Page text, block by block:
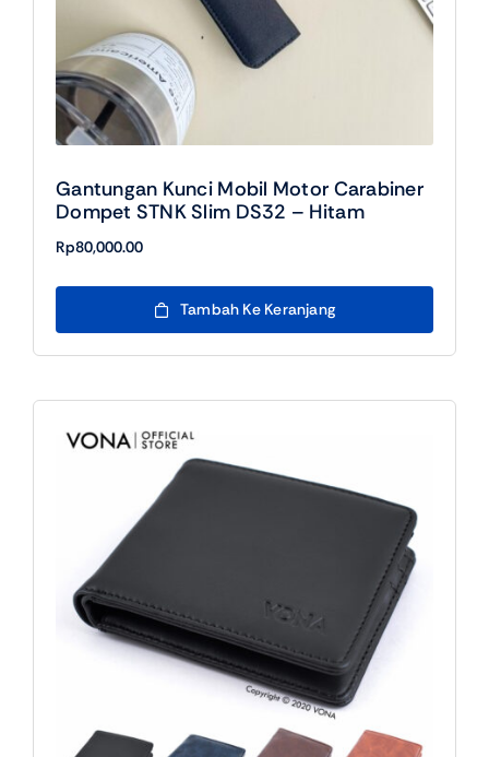
Gantungan Kunci Mobil Motor Carabiner
Dompet STNK Slim DS32 – Hitam
Rp80,000.00
Tambah Ke Keranjang